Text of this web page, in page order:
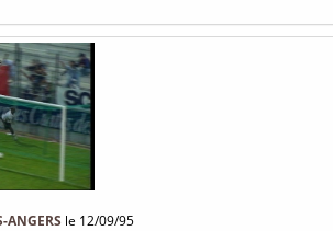
ANGERS le 12/09/95